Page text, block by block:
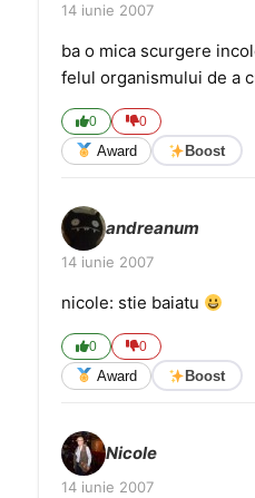
14 iunie 2007
ba o mica scurgere
felul organismului de a
0 0
Award Boost
andreanum
14 iunie 2007
nicole: stie baiatu
0 0
Award Boost
Nicole
14 iunie 2007